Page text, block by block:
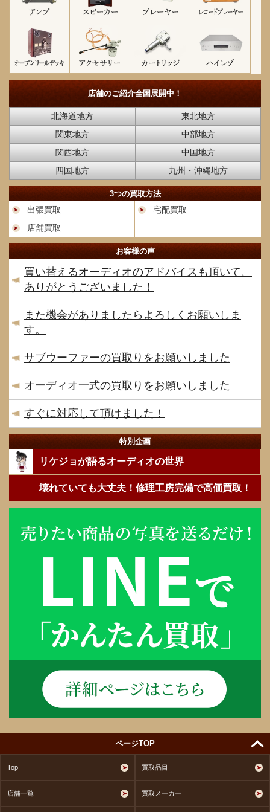
店舗のご紹介全国展開中！
北海道地方
東北地方
関東地方
中部地方
関西地方
中国地方
四国地方
九州・沖縄地方
3つの買取方法
出張買取
宅配買取
店舗買取
お客様の声
買い替えるオーディオのアドバイスも頂いて、
ありがとうございました！
また機会がありましたらよろしくお願いしま
す。
サブウーファーの買取りをお願いしました
オーディオ一式の買取りをお願いしました
すぐに対応して頂けました！
特別企画
リケジョが語るオーディオの世界
壊れていても大丈夫！修理工房完備で高価買取！
ページTOP
Top 買取品目
店舗一覧 買取メーカー